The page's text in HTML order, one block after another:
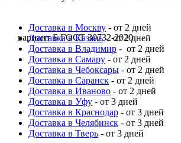
вариант Б ГОСТ 30732-2020
Доставка в Москву - от 2 дней
Доставка в Казань- от 2 дней
Доставка в Владимир - от 2 дней
Доставка в Самару - от 2 дней
Доставка в Чебоксары - от 2 дней
Доставка в Саранск - от 2 дней
Доставка в Иваново - от 2 дней
Доставка в Уфу - от 3 дней
Доставка в Краснодар - от 3 дней
Доставка в Челябинск - от 3 дней
Доставка в Тверь - от 3 дней